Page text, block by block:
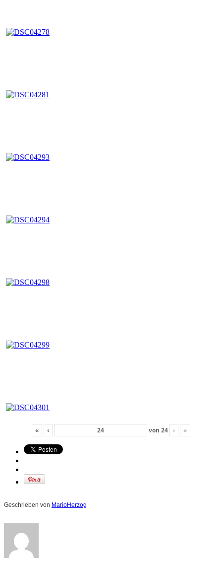
« ‹ von 24 › »
Geschrieben von MarioHerzog